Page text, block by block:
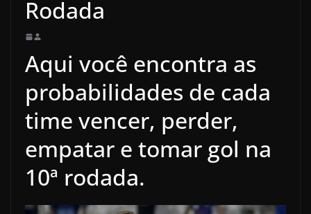
Rodada
Aqui você encontra as
probabilidades de cada
time vencer, perder,
empatar e tomar gol na
10ª rodada.